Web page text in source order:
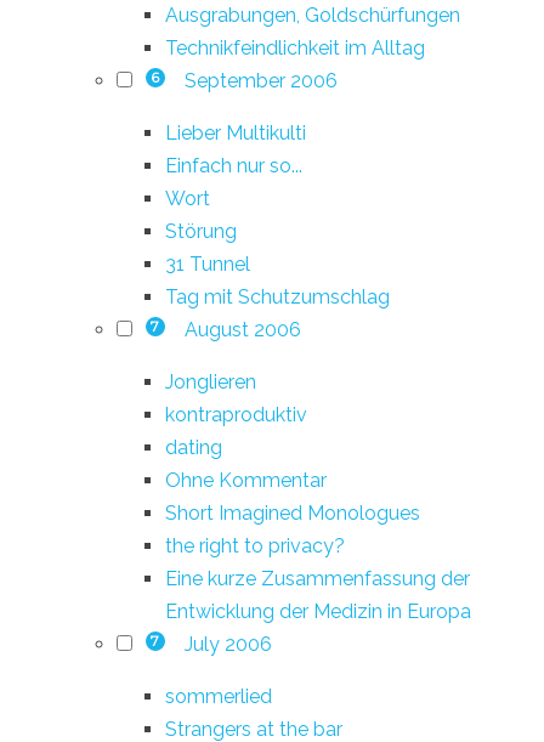
Ausgrabungen, Goldschürfungen
Technikfeindlichkeit im Alltag
6 September 2006
Lieber Multikulti
Einfach nur so...
Wort
Störung
31 Tunnel
Tag mit Schutzumschlag
7 August 2006
Jonglieren
kontraproduktiv
dating
Ohne Kommentar
Short Imagined Monologues
the right to privacy?
Eine kurze Zusammenfassung der
Entwicklung der Medizin in Europa
7 July 2006
sommerlied
Strangers at the bar